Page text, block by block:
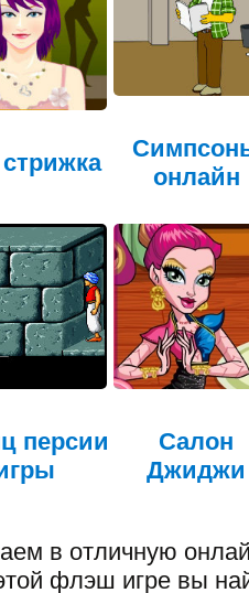
онлайн
персии
Салон
Джиджи
в отличную
флэш игре вы